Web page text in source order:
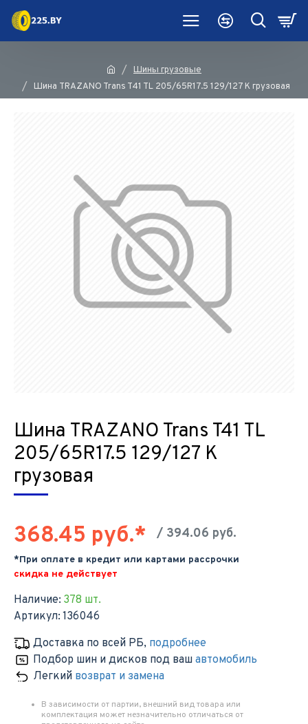
Шины грузовые
Шина TRAZANO Trans T41 TL 205/65R17.5 129/127 K грузовая
Шина TRAZANO Trans T41 TL
205/65R17.5 129/127 K
грузовая
Наличие: 378 шт.
Артикул: 136046
368.45 руб.* / 394.06 руб.
*При оплате в кредит или картами рассрочки
скидка не действует
Доставка по всей РБ, подробнее
Подбор шин и дисков под ваш автомобиль
Легкий возврат и замена
В зависимости от партии, внешний вид товара или
комплектация может незначительно отличаться от